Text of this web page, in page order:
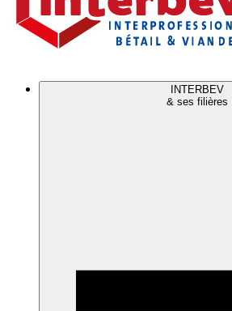
INTERBEV
& ses filières